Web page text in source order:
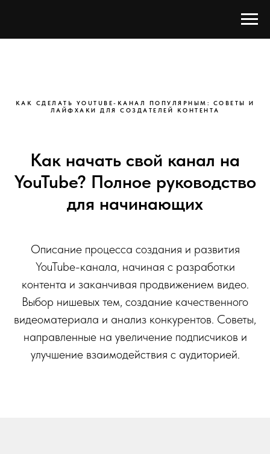
КАК СДЕЛАТЬ YOUTUBE-КАНАЛ ПОПУЛЯРНЫМ: СОВЕТЫ И
ЛАЙФХАКИ ДЛЯ СОЗДАТЕЛЕЙ КОНТЕНТА
Как начать свой канал на
YouTube? Полное руководство
для начинающих
Описание процесса создания и развития
YouTube-канала, начиная с разработки
контента и заканчивая продвижением видео.
Выбор нишевых тем, создание качественного
видеоматериала и анализ конкурентов. Советы,
направленные на увеличение подписчиков и
улучшение взаимодействия с аудиторией.